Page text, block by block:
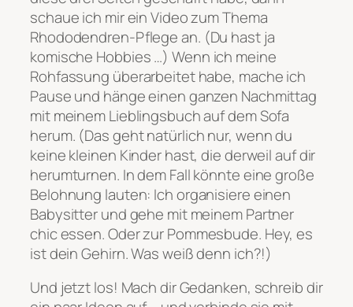
schaue ich mir ein Video zum Thema
Rhododendren-Pflege an. (Du hast ja
komische Hobbies …) Wenn ich meine
Rohfassung überarbeitet habe, mache ich
Pause und hänge einen ganzen Nachmittag
mit meinem Lieblingsbuch auf dem Sofa
herum. (Das geht natürlich nur, wenn du
keine kleinen Kinder hast, die derweil auf dir
herumturnen. In dem Fall könnte eine große
Belohnung lauten: Ich organisiere einen
Babysitter und gehe mit meinem Partner
chic essen.Oder zur Pommesbude. Hey, es
ist dein Gehirn. Was weiß denn ich?!)
Und jetzt los! Mach dir Gedanken, schreib dir